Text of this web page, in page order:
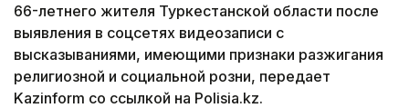
66-летнего жителя Туркестанской области после
выявления в соцсетях видеозаписи с
высказываниями, имеющими признаки разжигания
религиозной и социальной розни, передает
Kazinform со ссылкой на Polisia.kz.